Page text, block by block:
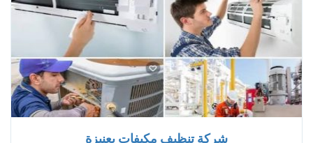
شركة تنظيف مكيفات بعنيزة